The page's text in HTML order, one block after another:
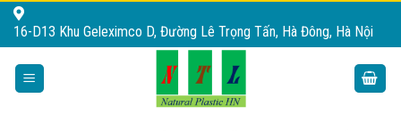
Skip
16-D13 Khu Geleximco D, Đường Lê Trọng Tấn, Hà Đông, Hà Nội